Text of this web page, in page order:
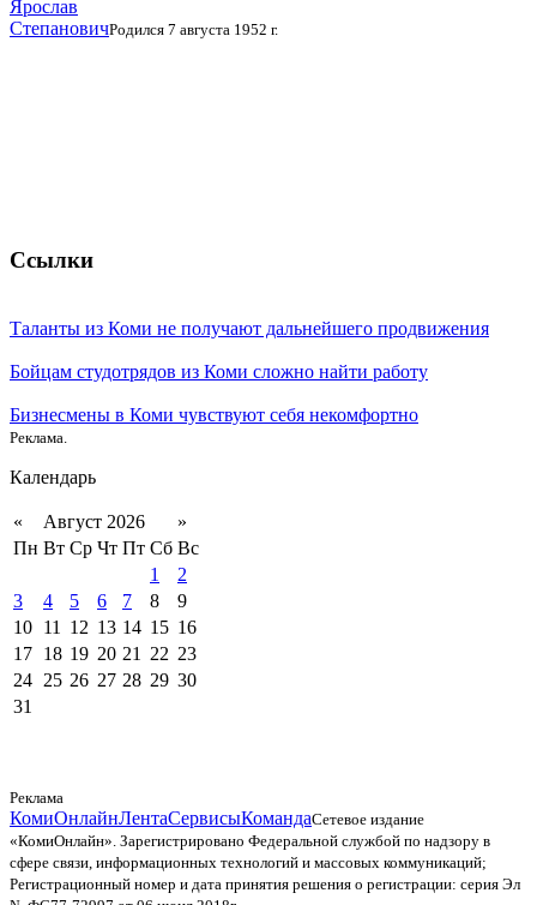
Ярослав
СтепановичРодился 7 августа 1952 г.
Ссылки
Таланты из Коми не получают дальнейшего продвижения
Бойцам студотрядов из Коми сложно найти работу
Бизнесмены в Коми чувствуют себя некомфортно
Реклама.
Календарь
« Август 2026
»
Пн Вт Ср Чт Пт Сб Вс
1
2
3
4 5 6 7 8
9
10 11 12 13 14 15 16
17 18 19 20 21 22 23
24 25 26 27 28 29 30
31
Реклама
КомиОнлайнЛентаСервисыКомандаСетевое издание
«КомиОнлайн». Зарегистрировано Федеральной службой по надзору в
сфере связи, информационных технологий и массовых коммуникаций;
Регистрационный номер и дата принятия решения о регистрации: серия Эл